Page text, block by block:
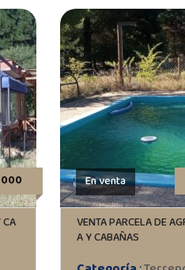
En venta
VENTA PARCELA DE
A Y CABAÑAS